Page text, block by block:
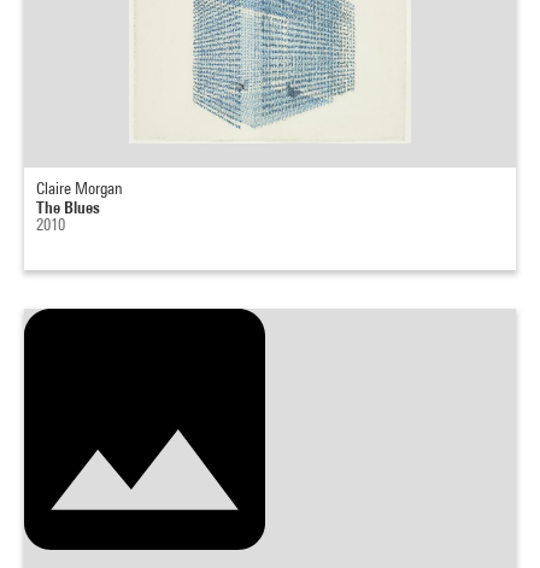
Claire Morgan
The Blues
2010